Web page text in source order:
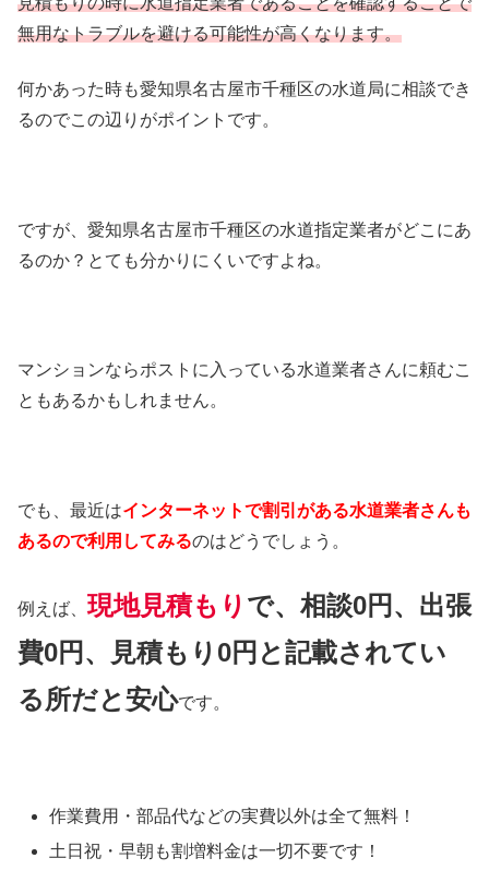
無用なトラブルを避ける可能性が高くなります。
何かあった時も愛知県名古屋市千種区の水道局に相談でき
るのでこの辺りがポイントです。
ですが、愛知県名古屋市千種区の水道指定業者がどこにあ
るのか？とても分かりにくいですよね。
マンションならポストに入っている水道業者さんに頼むこ
ともあるかもしれません。
でも、最近はインターネットで割引がある水道業者さんも
あるので利用してみるのはどうでしょう。
例えば、現地見積もり で、相談0円、出張
費0円、見積もり0円と記載されてい
る所だと安心です。
作業費用・部品代などの実費以外は全て無料！
土日祝・早朝も割増料金は一切不要です！